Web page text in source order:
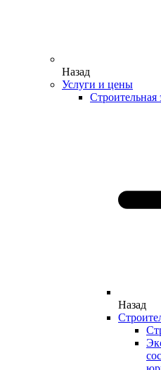
Назад
Услуги и цены
Строительная
Назад